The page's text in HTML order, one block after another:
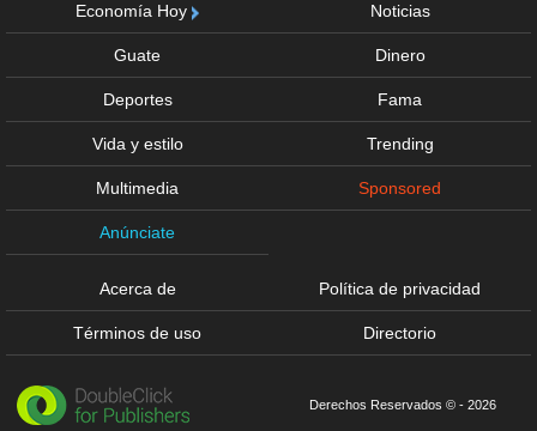
Economía Hoy Noticias
Guate Dinero
Deportes Fama
Vida y estilo Trending
Multimedia Sponsored
Anúnciate
Acerca de Política de privacidad
Términos de uso Directorio
Derechos Reservados © - 2026